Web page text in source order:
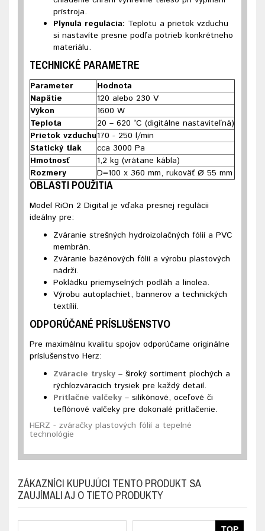
prístroja.
Plynulá regulácia: Teplotu a prietok vzduchu
si nastavíte presne podľa potrieb konkrétneho
materiálu.
TECHNICKÉ PARAMETRE
Parameter
Hodnota
Napätie
120 alebo 230 V
Výkon
1600 W
Teplota
20 – 620 °C (digitálne nastaviteľná)
Prietok vzduchu170 - 250 l/min
Statický tlak
cca 3000 Pa
Hmotnosť
1,2 kg (vrátane kábla)
Rozmery
D=100 x 360 mm, rukoväť Ø 55 mm
OBLASTI POUŽITIA
Model RiOn 2 Digital je vďaka presnej regulácii
ideálny pre:
Zváranie strešných hydroizolačných fólií a PVC
membrán.
Zváranie bazénových fólií a výrobu plastových
nádrží.
Pokládku priemyselných podláh a linolea.
Výrobu autoplachiet, bannerov a technických
textílií.
ODPORÚČANÉ PRÍSLUŠENSTVO
Pre maximálnu kvalitu spojov odporúčame originálne
príslušenstvo Herz:
Zváracie trysky – široký sortiment plochých a
rýchlozváracích trysiek pre každý detail.
Prítlačné valčeky – silikónové, oceľové či
teflónové valčeky pre dokonalé pritlačenie.
HERZ - zváračky plastových fólií a tepelné
technológie
ZÁKAZNÍCI KUPUJÚCI TENTO PRODUKT SA
ZAUJÍMALI AJ O TIETO PRODUKTY